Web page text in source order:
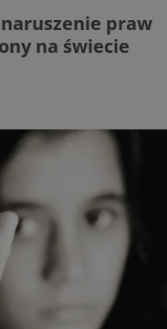
praw
na świecie